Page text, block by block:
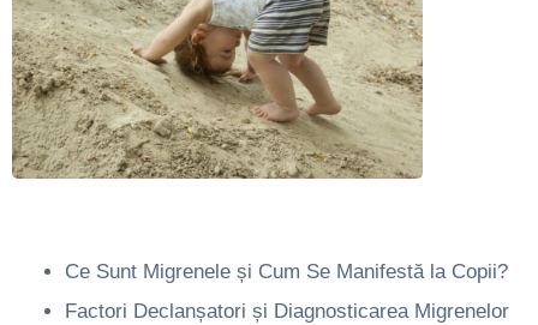
Ce Sunt Migrenele și Cum Se Manifestă la Copii?
Factori Declanșatori și Diagnosticarea Migrenelor